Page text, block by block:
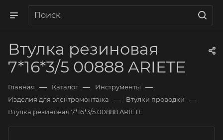
Втулка резиновая
7*16*3/5 00888 ARIETE
Главная — Каталог — Инструменты —
Изделия для электромонтажа — Втулки проводки —
Втулка резиновая 7*16*3/5 00888 ARIETE